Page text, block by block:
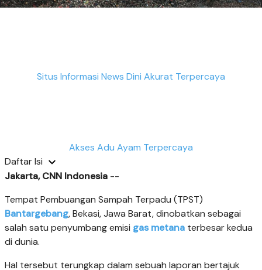
Situs Informasi News Dini Akurat Terpercaya
Akses Adu Ayam Terpercaya
Daftar Isi
Jakarta, CNN Indonesia --
Tempat Pembuangan Sampah Terpadu (TPST)
Bantargebang, Bekasi, Jawa Barat, dinobatkan sebagai
salah satu penyumbang emisi gas metana terbesar kedua
di dunia.
Hal tersebut terungkap dalam sebuah laporan bertajuk